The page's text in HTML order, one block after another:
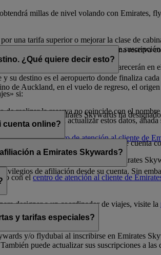
millas de nivel volando con
una tarifa superior o mejorar la clase de
millas de nivel durante el período de
con Emirates. Si dispone de una
con millas Skywards) también aparecerán
si:
de realizar la reserva no coincide con el
a la reserva. Para actualizar estos datos,
llame a uncentro de atención al cliente de
¿Qué quiere decir esto?
y su destino es el aeropuerto donde finaliza
de Auckland, en el vuelo de regreso, el
un socio de Emirates Skywards ha
con la afiliación del socio a Emirates
con el centro de atención al cliente de
designar a un coordinador de viajes, visite la
cuenta online?
que comparta sus credenciales de cuenta
a Emirates Skywards?
de afiliación desde su cuenta. Sin
y tarifas especiales?
y/o flydubai al inscribirse en Emirates
puede actualizar sus suscripciones a